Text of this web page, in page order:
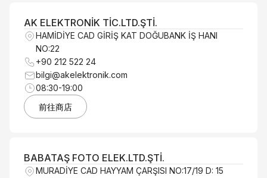
AK ELEKTRONİK TİC.LTD.ŞTİ.
HAMİDİYE CAD GİRİŞ KAT DOĞUBANK İŞ HANI
NO:22
+90 212 522 24
bilgi@akelektronik.com
08:30-19:00
前往商店
BABATAŞ FOTO ELEK.LTD.ŞTİ.
MURADİYE CAD HAYYAM ÇARŞISI NO:17/19 D: 15